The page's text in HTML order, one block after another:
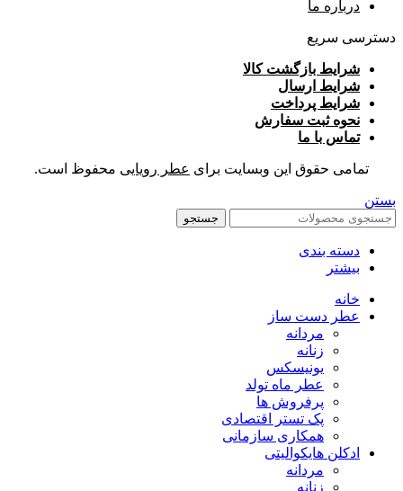
درباره ما
دسترسی سریع
شرایط بازگشت کالا
شرایط ارسال
شرایط پرداخت
نحوه ثبت سفارش
تماس با ما
تمامی حقوق این وبسایت برای عطر رویایی محفوظ است.
بستن
جستجو
دسته بندی
بیشتر
خانه
عطر دست ساز
مردانه
زنانه
یونیسکس
عطر ماه تولد
پرفروش ها
پک تستر اقتصادی
همکاری سازمانی
ادکلن هایکوالیتی
مردانه
زنانه